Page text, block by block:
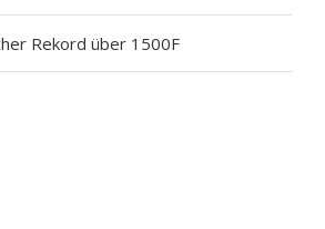
Rekord über 1500F